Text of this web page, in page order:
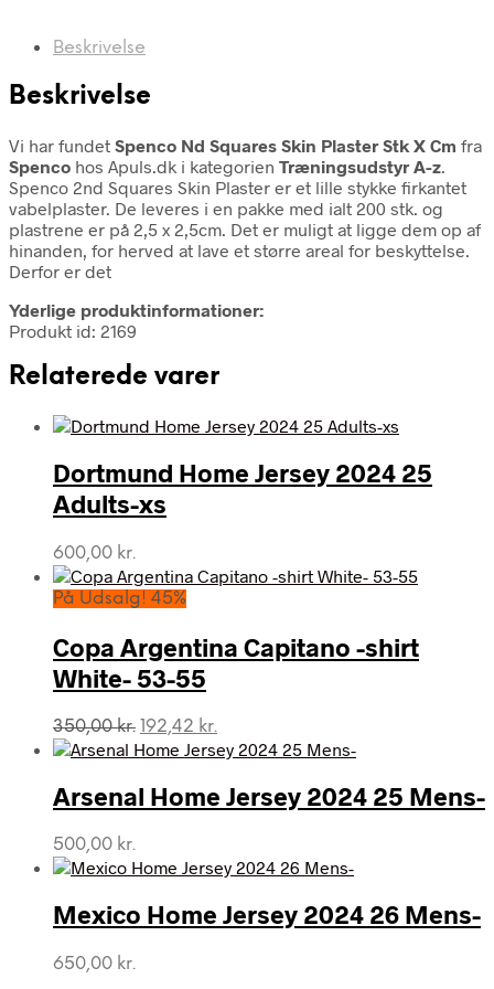
Beskrivelse
Beskrivelse
Vi har fundet Spenco Nd Squares Skin Plaster Stk X Cm fra
Spenco hos Apuls.dk i kategorien Træningsudstyr A-z.
Spenco 2nd Squares Skin Plaster er et lille stykke firkantet
vabelplaster. De leveres i en pakke med ialt 200 stk. og
plastrene er på 2,5 x 2,5cm. Det er muligt at ligge dem op af
hinanden, for herved at lave et større areal for beskyttelse.
Derfor er det
Yderlige produktinformationer:
Produkt id: 2169
Relaterede varer
Dortmund Home Jersey 2024 25
Adults-xs
600,00 kr.
På Udsalg! 45%
Copa Argentina Capitano -shirt
White- 53-55
350,00kr. Den
oprindelige
var:
350,00 kr..
192,42 kr.
aktuelle
er:
192,42 kr..
Arsenal Home Jersey 2024 25 Mens-
500,00 kr.
Mexico Home Jersey 2024 26 Mens-
650,00 kr.